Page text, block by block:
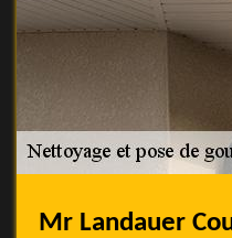
Mr Landauer